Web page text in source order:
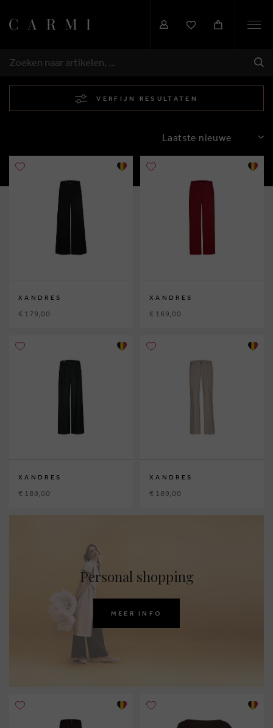
ZOEKEN
VERFIJN RESULTATEN
SORTEREN
XANDRES
€ 179,00
XANDRES
€ 169,00
XANDRES
€ 189,00
XANDRES
€ 189,00
Personal shopping
MEER INFO